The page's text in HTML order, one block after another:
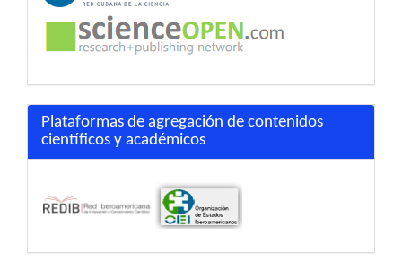
Plataformas de agregación de contenidos
científicos y académicos